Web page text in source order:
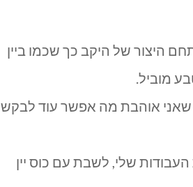
היצור של היקב כך שכמו ביין
מוביל.
שאני אוהבת מה אפשר עוד לבקש
שלי, לשבת עם כוס יין